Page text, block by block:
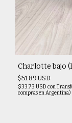
Charlotte bajo
$51.89 USD
$33.73 USD con
compras en Argentina)